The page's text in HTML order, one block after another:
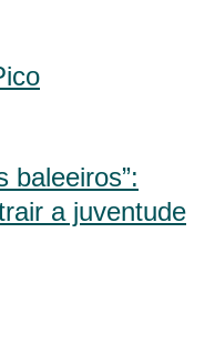
baleeiros”:
a juventude